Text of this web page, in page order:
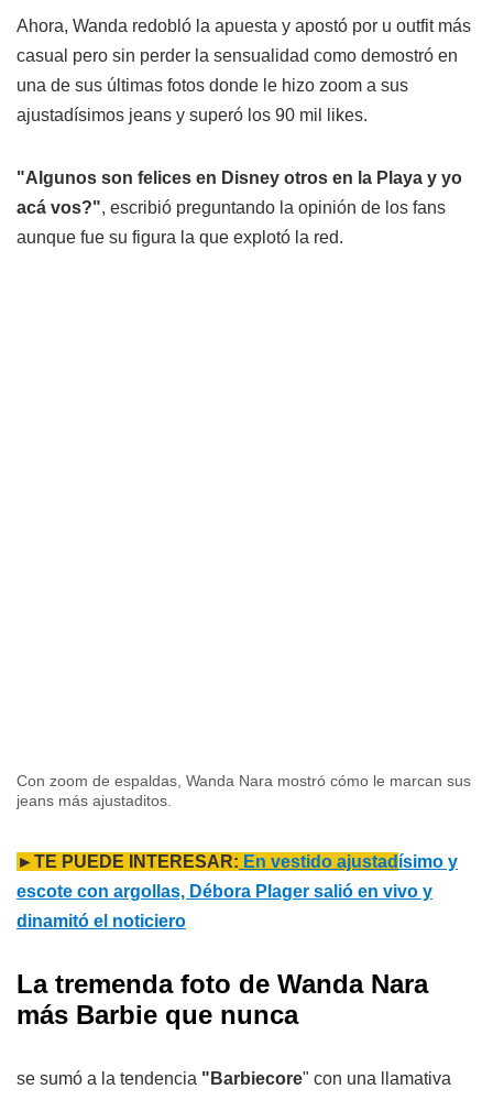
Ahora, Wanda redobló la apuesta y apostó por u outfit más
casual pero sin perder la sensualidad como demostró en
una de sus últimas fotos donde le hizo zoom a sus
ajustadísimos jeans y superó los 90 mil likes.
"Algunos son felices en Disney otros en la Playa y yo
acá vos?", escribió preguntando la opinión de los fans
aunque fue su figura la que explotó la red.
Con zoom de espaldas, Wanda Nara mostró cómo le marcan sus
jeans más ajustaditos.
►TE PUEDE INTERESAR: En vestido ajustad ísimo y
escote con argollas, Débora Plager salió en vivo y
dinamitó el noticiero
La tremenda foto de Wanda Nara
más Barbie que nunca
se sumó a la tendencia "Barbiecore" con una llamativa